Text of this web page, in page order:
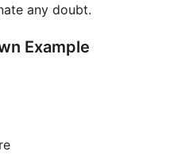
any doubt.
Example